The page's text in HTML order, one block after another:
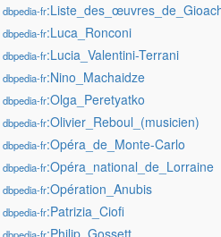
dbpedia-fr
dbpedia-fr:Luca_Ronconi
dbpedia-fr:Lucia_Valentini-Terrani
dbpedia-fr:Nino_Machaidze
dbpedia-fr:Olga_Peretyatko
dbpedia-fr:Olivier_Reboul_(musicien)
dbpedia-fr:Opéra_de_Monte-Carlo
dbpedia-fr:Opéra_national_de_Lorraine
dbpedia-fr:Opération_Anubis
dbpedia-fr:Patrizia_Ciofi
:Philip_Gossett